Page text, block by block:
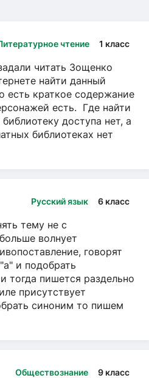
чтение 1 класс
читать Зощенко
найти данный
есть краткое содержание
есть. Где найти
доступа нет, а
библиотеках нет
Русский язык 6 класс
тему не с
волнует
говорят
и подобрать
тогда пишется раздельно
присутствует
синоним то пишем
Обществознание 9 класс